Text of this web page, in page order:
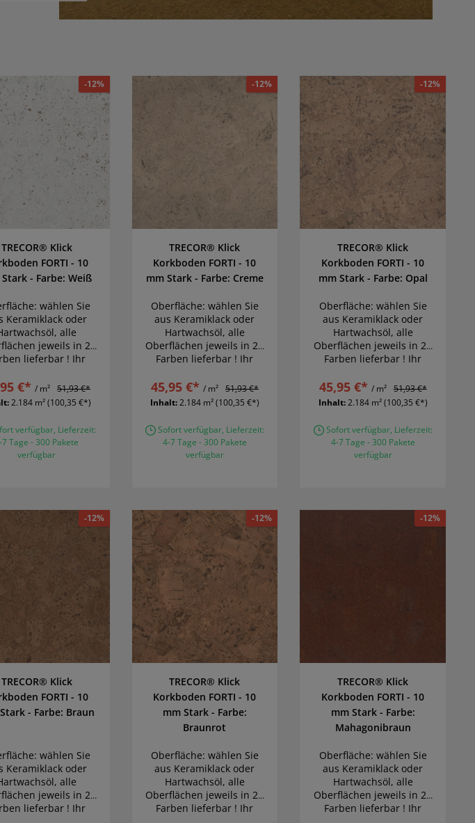
-12%
TRECOR® Klick
FORTI - 10
- Farbe: Weiß
wählen Sie
Keramiklack oder
alle
jeweils in 22
lieferbar ! Ihr
Wirklichkeit
€* / m² 51,93 €*
2.184 m²(100,35 €*)
verfügbar, Lieferzeit:
7 Tage - 300 Pakete
verfügbar
-12%
TRECOR® Klick
Korkboden FORTI - 10
mm Stark - Farbe: Creme
Oberfläche: wählen Sie
aus Keramiklack oder
Hartwachsöl, alle
Oberflächen jeweils in 22
Farben lieferbar ! Ihr
Wirklichkeit
45,95 €* / m² 51,93 €*
Inhalt:2.184 m²(100,35 €*)
Sofort verfügbar, Lieferzeit:
4-7 Tage - 300 Pakete
verfügbar
-12%
TRECOR® Klick
Korkboden FORTI - 10
mm Stark - Farbe: Opal
Oberfläche: wählen Sie
aus Keramiklack oder
Hartwachsöl, alle
Oberflächen jeweils in 22
Farben lieferbar ! Ihr
Wirklichkeit
45,95 €* / m² 51,93 €*
Inhalt:2.184 m²(100,35 €*)
Sofort verfügbar, Lieferzeit:
4-7 Tage - 300 Pakete
verfügbar
-12%
TRECOR® Klick
FORTI - 10
- Farbe: Braun
wählen Sie
Keramiklack oder
alle
jeweils in 22
lieferbar ! Ihr
-12%
TRECOR® Klick
Korkboden FORTI - 10
mm Stark - Farbe:
Braunrot
Oberfläche: wählen Sie
aus Keramiklack oder
Hartwachsöl, alle
Oberflächen jeweils in 22
Farben lieferbar ! Ihr
-12%
TRECOR® Klick
Korkboden FORTI - 10
mm Stark - Farbe:
Mahagonibraun
Oberfläche: wählen Sie
aus Keramiklack oder
Hartwachsöl, alle
Oberflächen jeweils in 22
Farben lieferbar ! Ihr